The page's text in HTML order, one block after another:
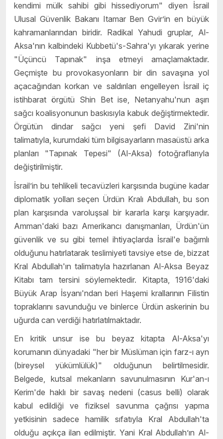
kendimi mülk sahibi gibi hissediyorum" diyen İsrail
Ulusal Güvenlik Bakanı Itamar Ben Gvir’in en büyük
kahramanlarından biridir. Radikal Yahudi gruplar, Al-
Aksa'nın kalbindeki Kubbetü's-Sahra'yı yıkarak yerine
"Üçüncü Tapınak" inşa etmeyi amaçlamaktadır.
Geçmişte bu provokasyonların bir din savaşına yol
açacağından korkan ve saldırıları engelleyen İsrail iç
istihbarat örgütü Shin Bet ise, Netanyahu'nun aşırı
sağcı koalisyonunun baskısıyla kabuk değiştirmektedir.
Örgütün dindar sağcı yeni şefi David Zini'nin
talimatıyla, kurumdaki tüm bilgisayarların masaüstü arka
planları "Tapınak Tepesi" (Al-Aksa) fotoğraflarıyla
değiştirilmiştir.
İsrail’in bu tehlikeli tecavüzleri karşısında bugüne kadar
diplomatik yolları seçen Ürdün Kralı Abdullah, bu son
plan karşısında varoluşsal bir kararla karşı karşıyadır.
Amman'daki bazı Amerikancı danışmanları, Ürdün'ün
güvenlik ve su gibi temel ihtiyaçlarda İsrail'e bağımlı
olduğunu hatırlatarak teslimiyeti tavsiye etse de, bizzat
Kral Abdullah'ın talimatıyla hazırlanan Al-Aksa Beyaz
Kitabı tam tersini söylemektedir. Kitapta, 1916'daki
Büyük Arap İsyanı'ndan beri Haşemi krallarının Filistin
topraklarını savunduğu ve binlerce Ürdün askerinin bu
uğurda can verdiği hatırlatılmaktadır.
En kritik unsur ise bu beyaz kitapta Al-Aksa'yı
korumanın dünyadaki "her bir Müslüman için farz-ı ayn
(bireysel yükümlülük)" olduğunun belirtilmesidir.
Belgede, kutsal mekanların savunulmasının Kur'an-ı
Kerim'de haklı bir savaş nedeni (casus belli) olarak
kabul edildiği ve fiziksel savunma çağrısı yapma
yetkisinin sadece hamilik sıfatıyla Kral Abdullah'ta
olduğu açıkça ilan edilmiştir. Yani Kral Abdullah’ın Al-